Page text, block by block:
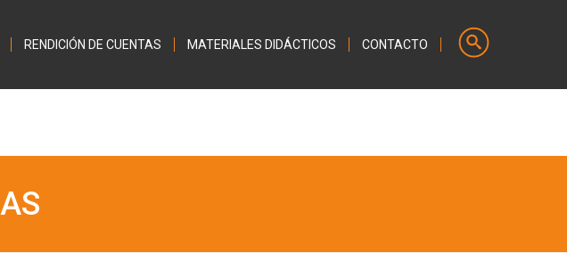
RENDICIÓN DE CUENTAS MATERIALES DIDÁCTICOS CONTACTO